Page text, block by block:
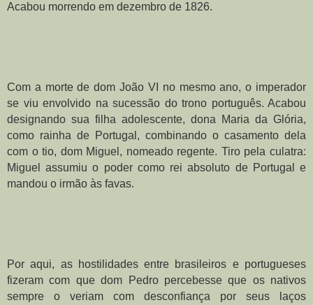
Acabou morrendo em dezembro de 1826.
Com a morte de dom João VI no mesmo ano, o imperador
se viu envolvido na sucessão do trono português. Acabou
designando sua filha adolescente, dona Maria da Glória,
como rainha de Portugal, combinando o casamento dela
com o tio, dom Miguel, nomeado regente. Tiro pela culatra:
Miguel assumiu o poder como rei absoluto de Portugal e
mandou o irmão às favas.
Por aqui, as hostilidades entre brasileiros e portugueses
fizeram com que dom Pedro percebesse que os nativos
sempre o veriam com desconfiança por seus laços